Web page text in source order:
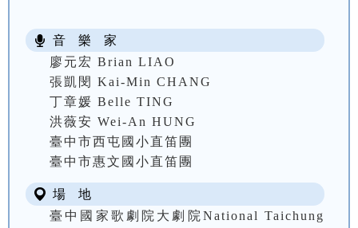
音 樂 家
廖元宏 Brian LIAO
張凱閔 Kai-Min CHANG
丁章媛 Belle TING
洪薇安 Wei-An HUNG
臺中市西屯國小直笛團
臺中市惠文國小直笛團
場 地
臺中國家歌劇院大劇院National Taichung